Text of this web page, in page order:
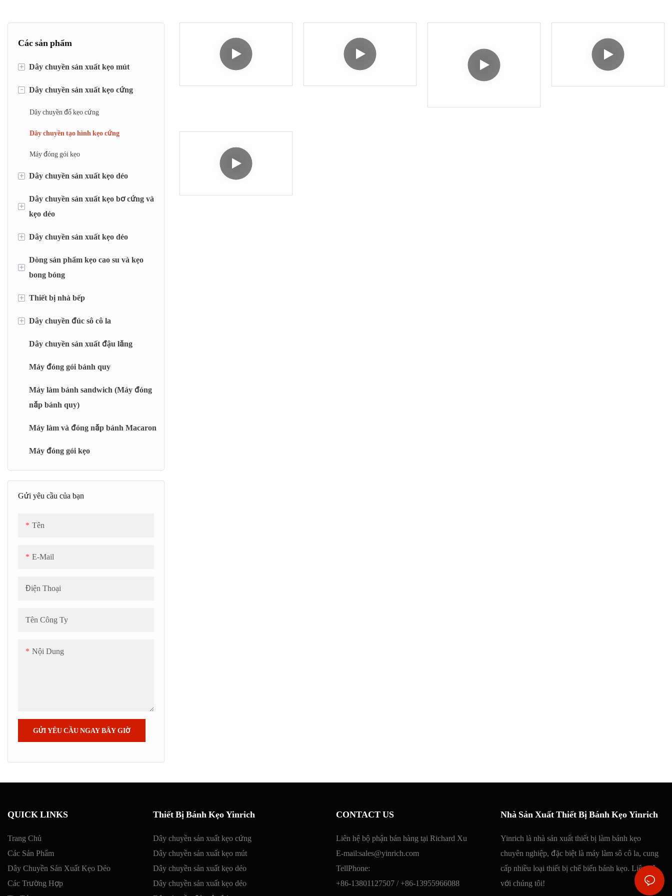
Các sản phẩm
+ Dây chuyền sản xuất kẹo mút
dây chuyền đặt kẹo mút
dây chuyền tạo hình kẹo mút
Máy tạo hình và đóng gói kẹo mút dẹt
- Dây chuyền sản xuất kẹo cứng
Dây chuyền đổ kẹo cứng
Dây chuyền tạo hình kẹo cứng
Máy đóng gói kẹo
+ Dây chuyền sản xuất kẹo dẻo
Dây chuyền định lượng kẹo dẻo
máy Jelly mogul
+
Dây chuyền sản xuất kẹo bơ cứng và
kẹo dẻo
Dây chuyền định lượng kẹo bơ cứng
Dây chuyền tạo hình kẹo mềm
Máy cắt và gói kẹo dẻo
+ Dây chuyền sản xuất kẹo dẻo
Đường kẹo dẻo đã được đặt
Đường kẹo dẻo ép đùn
+
Dòng sản phẩm kẹo cao su và kẹo
bong bóng
Dòng kẹo cao su dạng gối
Dòng kẹo cao su dạng rỗng
+ Thiết bị nhà bếp
Hệ thống cân tự động (AWS)
Hệ thống hòa tan nhanh (RDS)
nồi nấu nhanh (FCC)
Nồi áp suất màng mỏng (BM)
Thiết bị nấu chân không theo mẻ (BJC)
Máy nấu thạch/kẹo dẻo liên tục (CJC)
+ Dây chuyền đúc sô cô la
Máy phủ sô cô la
Dây chuyền sản xuất đậu lăng
Máy đóng gói bánh quy
Máy làm bánh sandwich (Máy đóng
nắp bánh quy)
Máy làm và đóng nắp bánh Macaron
Máy đóng gói kẹo
Gửi yêu cầu của bạn
Tên
E-Mail
Điện Thoại
Tên Công Ty
Nội Dung
GỬI YÊU CẦU NGAY BÂY GIỜ
QUICK LINKS
Trang Chủ
Các Sản Phẩm
Dây Chuyền Sản Xuất Kẹo Dẻo
Các Trường Hợp
Thiết Bị Bánh Kẹo Yinrich
Dây chuyền sản xuất kẹo cứng
Dây chuyền sản xuất kẹo mút
Dây chuyền sản xuất kẹo dẻo
Dây chuyền sản xuất kẹo dẻo
CONTACT US
Liên hệ bộ phận bán hàng tại Richard Xu
E-mail:sales@yinrich.com
TellPhone:
+86-13801127507 / +86-13955966088
Nhà Sản Xuất Thiết Bị Bánh Kẹo Yinrich
Yinrich là nhà sản xuất thiết bị làm bánh kẹo
chuyên nghiệp, đặc biệt là máy làm sô cô la, cung
cấp nhiều loại thiết bị chế biến bánh kẹo. Liên hệ
với chúng tôi!